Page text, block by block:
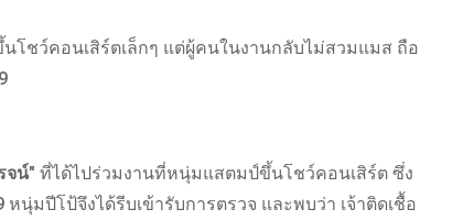
ชว์คอนเสิร์ตเล็กๆ แต่ผู้คนในงานกลับไม่สวมแมส ถือ
จน์" ที่ได้ไปร่วมงานที่หนุ่มแสตมป์ขึ้นโชว์คอนเสิร์ต ซึ่ง
มปีโป้จึงได้รีบเข้ารับการตรวจ และพบว่า เจ้าติดเชื้อ